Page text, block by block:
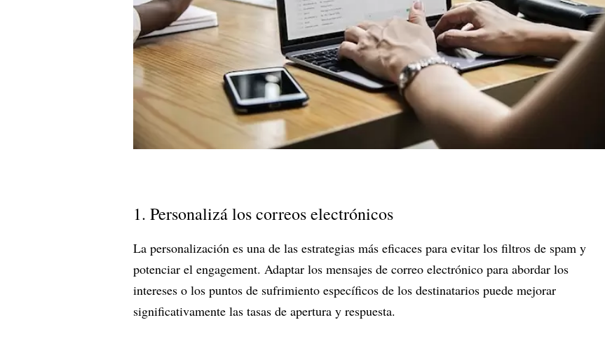
1. Personalizá los correos electrónicos
La personalización es una de las estrategias más eficaces para evitar los filtros de spam y
potenciar el engagement. Adaptar los mensajes de correo electrónico para abordar los
intereses o los puntos de sufrimiento específicos de los destinatarios puede mejorar
significativamente las tasas de apertura y respuesta.